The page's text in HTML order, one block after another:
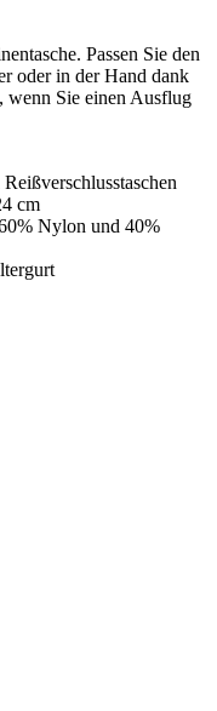
Passen Sie den
oder in der Hand dank
wenn Sie einen Ausflug
cm
Nylon und 40%